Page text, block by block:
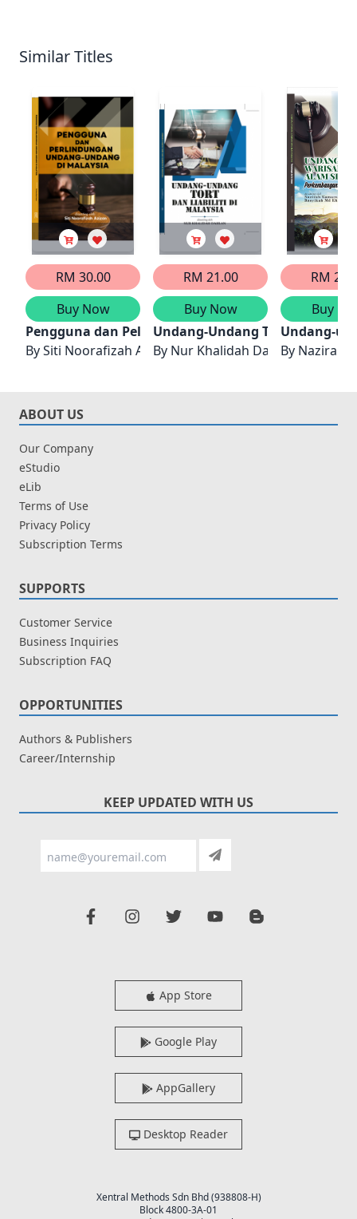
Similar Titles
RM 30.00
Buy Now
Pengguna dan Pelindungan Undang-undang di
BySiti Noorafizah Azizan
RM 21.00
Buy Now
Undang-Undang Tort Dan
By Nur Khalidah Dahlan
RM
Buy
Undang-
By Nazirah
ABOUT US
Our Company
eStudio
eLib
Terms of Use
Privacy Policy
Subscription Terms
SUPPORTS
Customer Service
Business Inquiries
Subscription FAQ
OPPORTUNITIES
Authors & Publishers
Career/Internship
KEEP UPDATED WITH US
App Store
Google Play
AppGallery
Desktop Reader
Xentral Methods Sdn Bhd (938808-H)
Block 4800-3A-01